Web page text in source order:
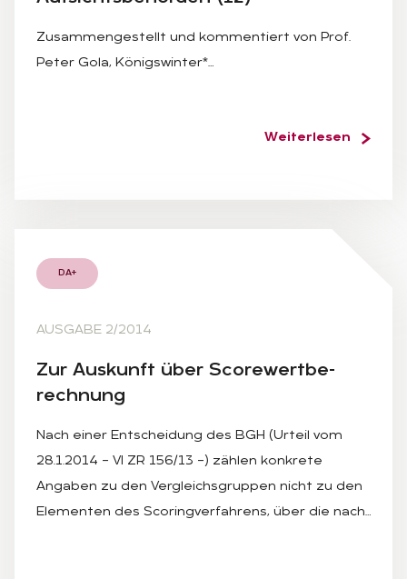
Zusammengestellt und kommentiert von Prof.
Peter Gola, Königswinter*…
Weiterlesen
DA+
AUSGABE 2/2014
Zur Aus­kunft über Score­wertbe­
rech­nung
Nach einer Entscheidung des BGH (Urteil vom
28.1.2014 – VI ZR 156/13 –) zählen konkrete
Angaben zu den Vergleichsgruppen nicht zu den
Elementen des Scoringverfahrens, über die nach…